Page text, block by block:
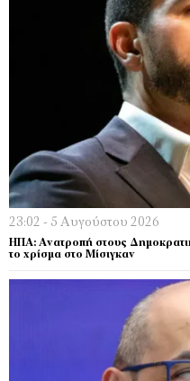
23:02 - 5 Αυγούστου 2026
ΗΠΑ: Ανατροπή στους
το χρίσμα στο Μίσιγκαν